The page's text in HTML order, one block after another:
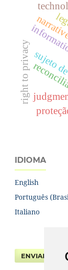
sujeto
right to privacy
IDIOMA
English
Português
Italiano
ENVIAR